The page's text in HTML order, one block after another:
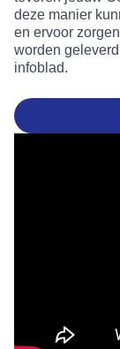
deze manier
en ervoor
worden
infoblad.